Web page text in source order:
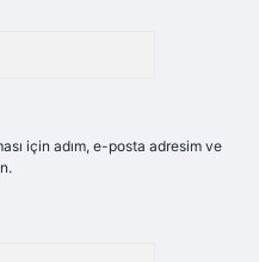
için adım, e-posta adresim ve